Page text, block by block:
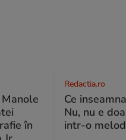
în
Redactia.ro
Ce
Nu, nu e
intr-o